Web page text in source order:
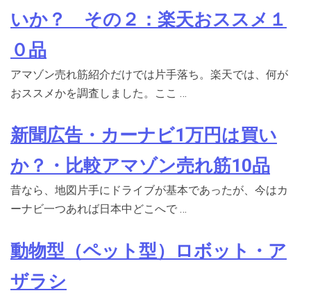
いか？ その２：楽天おススメ１
０品
アマゾン売れ筋紹介だけでは片手落ち。楽天では、何が
おススメかを調査しました。ここ …
新聞広告・カーナビ1万円は買い
か？・比較アマゾン売れ筋10品
昔なら、地図片手にドライブが基本であったが、今はカ
ーナビ一つあれば日本中どこへで …
動物型（ペット型）ロボット・ア
ザラシ